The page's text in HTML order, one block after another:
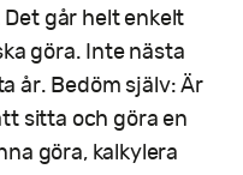
går helt enkelt
göra. Inte nästa
år. Bedöm själv: Är
sitta och göra en
göra, kalkylera